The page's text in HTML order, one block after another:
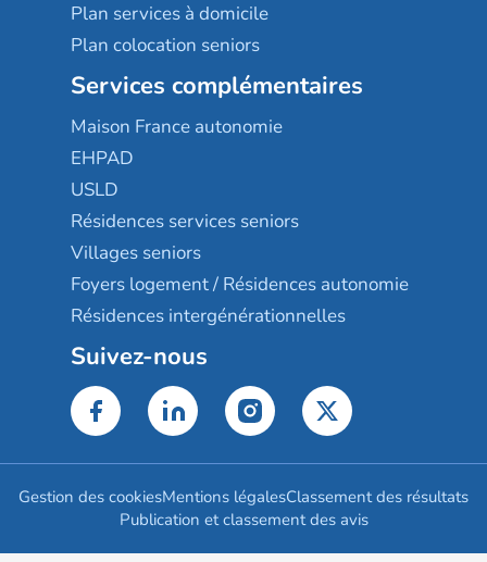
Plan services à domicile
Plan colocation seniors
Services complémentaires
Maison France autonomie
EHPAD
USLD
Résidences services seniors
Villages seniors
Foyers logement / Résidences autonomie
Résidences intergénérationnelles
Suivez-nous
Gestion des cookiesMentions légalesClassement des résultats
Publication et classement des avis